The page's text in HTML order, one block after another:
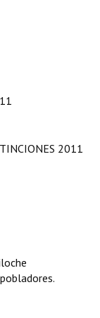
2011